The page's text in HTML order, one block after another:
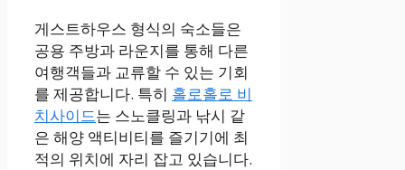
게스트하우스 형식의 숙소들은
공용 주방과 라운지를 통해 다른
여행객들과 교류할 수 있는 기회
를 제공합니다. 특히 홀로홀로 비
치사이드는 스노클링과 낚시 같
은 해양 액티비티를 즐기기에 최
적의 위치에 자리 잡고 있습니다.